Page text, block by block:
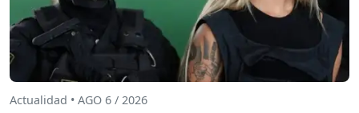
Actualidad • AGO 6 / 2026